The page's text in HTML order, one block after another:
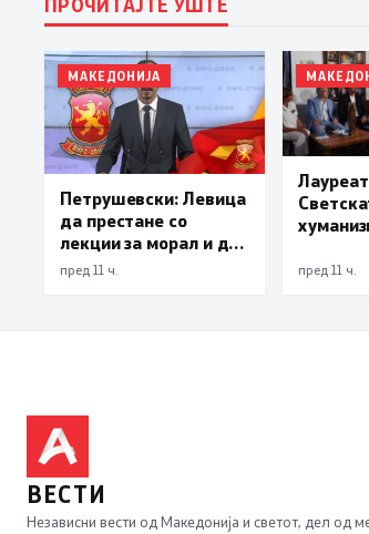
МАКЕДОНИЈА
Петрушевски: Левица
да престане со
лекции за морал и да
каже што направила
пред 11 ч.
Охрид:
пред 11 ч.
ВЕСТИ
Независни вести од Македонија и светот, дел од